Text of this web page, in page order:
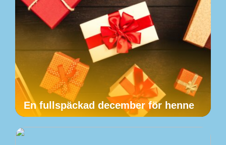
En fullspäckad december för henne